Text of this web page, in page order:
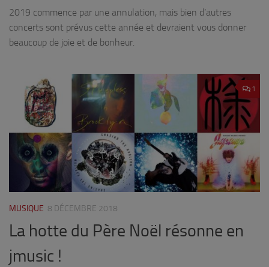
2019 commence par une annulation, mais bien d’autres
concerts sont prévus cette année et devraient vous donner
beaucoup de joie et de bonheur.
1
MUSIQUE 8 DÉCEMBRE 2018
La hotte du Père Noël résonne en
jmusic !